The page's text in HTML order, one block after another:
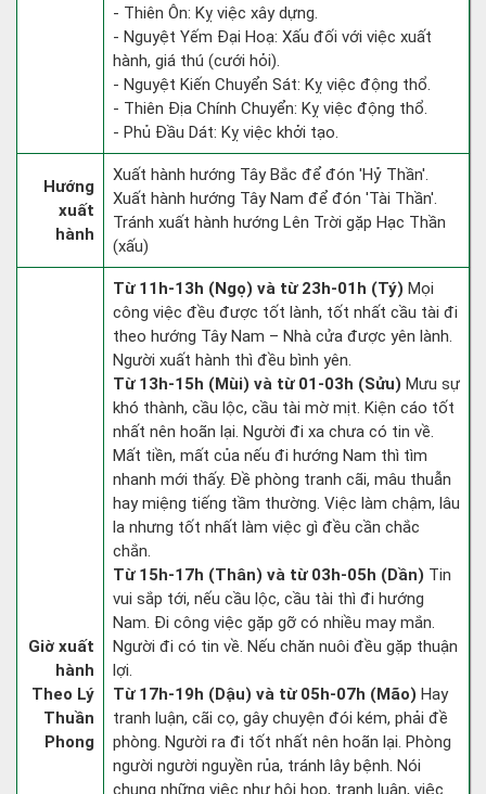
- Thiên Ôn: Kỵ việc xây dựng.
- Nguyệt Yếm Đại Hoạ: Xấu đối với việc xuất
hành, giá thú (cưới hỏi).
- Nguyệt Kiến Chuyển Sát: Kỵ việc động thổ.
- Thiên Địa Chính Chuyển: Kỵ việc động thổ.
- Phủ Đầu Dát: Kỵ việc khởi tạo.
Hướng
xuất
hành
Xuất hành hướng Tây Bắc để đón 'Hỷ Thần'.
Xuất hành hướng Tây Nam để đón 'Tài Thần'.
Tránh xuất hành hướng Lên Trời gặp Hạc Thần
(xấu)
Giờ xuất
hành
Theo Lý
Thuần
Phong
Từ 11h-13h (Ngọ) và từ 23h-01h (Tý) Mọi
công việc đều được tốt lành, tốt nhất cầu tài đi
theo hướng Tây Nam – Nhà cửa được yên lành.
Người xuất hành thì đều bình yên.
Từ 13h-15h (Mùi) và từ 01-03h (Sửu) Mưu sự
khó thành, cầu lộc, cầu tài mờ mịt. Kiện cáo tốt
nhất nên hoãn lại. Người đi xa chưa có tin về.
Mất tiền, mất của nếu đi hướng Nam thì tìm
nhanh mới thấy. Đề phòng tranh cãi, mâu thuẫn
hay miệng tiếng tầm thường. Việc làm chậm, lâu
la nhưng tốt nhất làm việc gì đều cần chắc
chắn.
Từ 15h-17h (Thân) và từ 03h-05h (Dần) Tin
vui sắp tới, nếu cầu lộc, cầu tài thì đi hướng
Nam. Đi công việc gặp gỡ có nhiều may mắn.
Người đi có tin về. Nếu chăn nuôi đều gặp thuận
lợi.
Từ 17h-19h (Dậu) và từ 05h-07h (Mão) Hay
tranh luận, cãi cọ, gây chuyện đói kém, phải đề
phòng. Người ra đi tốt nhất nên hoãn lại. Phòng
người người nguyền rủa, tránh lây bệnh. Nói
chung những việc như hội họp, tranh luận, việc